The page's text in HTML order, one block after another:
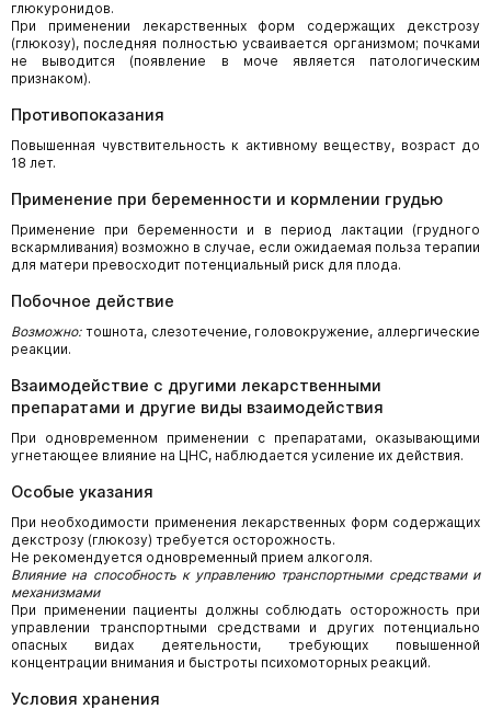
глюкуронидов.
При применении лекарственных форм содержащих декстрозу
(глюкозу), последняя полностью усваивается организмом; почками
не выводится (появление в моче является патологическим
признаком).
Противопоказания
Повышенная чувствительность к активному веществу, возраст до
18 лет.
Применение при беременности и кормлении грудью
Применение при беременности и в период лактации (грудного
вскармливания) возможно в случае, если ожидаемая польза терапии
для матери превосходит потенциальный риск для плода.
Побочное действие
Возможно:тошнота, слезотечение, головокружение, аллергические
реакции.
Взаимодействие с другими лекарственными
препаратами и другие виды взаимодействия
При одновременном применении с препаратами, оказывающими
угнетающее влияние на ЦНС, наблюдается усиление их действия.
Особые указания
При необходимости применения лекарственных форм содержащих
декстрозу (глюкозу) требуется осторожность.
Не рекомендуется одновременный прием алкоголя.
Влияние на способность к управлению транспортными средствами и
механизмами
При применении пациенты должны соблюдать осторожность при
управлении транспортными средствами и других потенциально
опасных видах деятельности, требующих повышенной
концентрации внимания и быстроты психомоторных реакций.
Условия хранения